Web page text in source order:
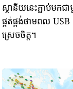
ស្ថានីយនេះភ្ជាប់មក
ផ្គត់ផ្គង់ថាមពល USB
ស្រេចចិត្ត។